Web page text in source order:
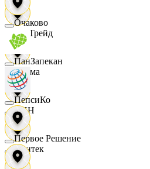
СетТрейд
Сигма
СИН
Синтек
Очаково
ПанЗапекан
ПепсиКо
Первое Решение